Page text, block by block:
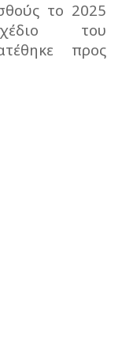
το 2025
του
προς